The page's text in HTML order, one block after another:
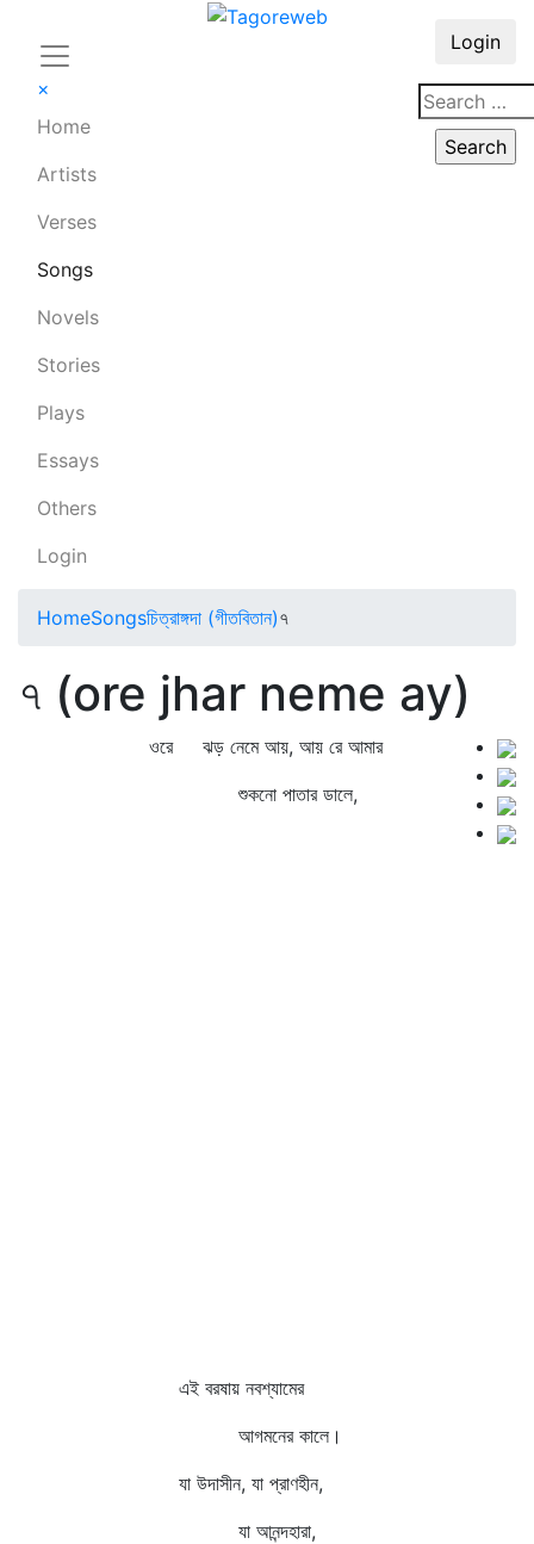
×
Home
Artists
Verses
Songs
Novels
Stories
Plays
Essays
Others
Login
Login
HomeSongsচিত্রাঙ্গদা (গীতবিতান)৭
৭ (ore jhar neme ay)
ওরে ঝড় নেমে আয়, আয় রে আমার
শুকনো পাতার ডালে,
এই বরষায় নবশ্যামের
আগমনের কালে।
যা উদাসীন, যা প্রাণহীন,
যা আনন্দহারা,